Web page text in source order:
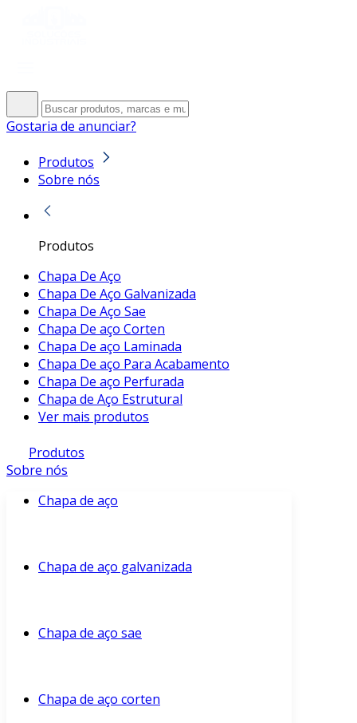
Gostaria de anunciar?
Produtos
Sobre nós
Produtos
Chapa De Aço
Chapa De Aço Galvanizada
Chapa De Aço Sae
Chapa De aço Corten
Chapa De aço Laminada
Chapa De aço Para Acabamento
Chapa De aço Perfurada
Chapa de Aço Estrutural
Ver mais produtos
Produtos
Sobre nós
Chapa de aço
Chapa de aço galvanizada
Chapa de aço sae
Chapa de aço corten